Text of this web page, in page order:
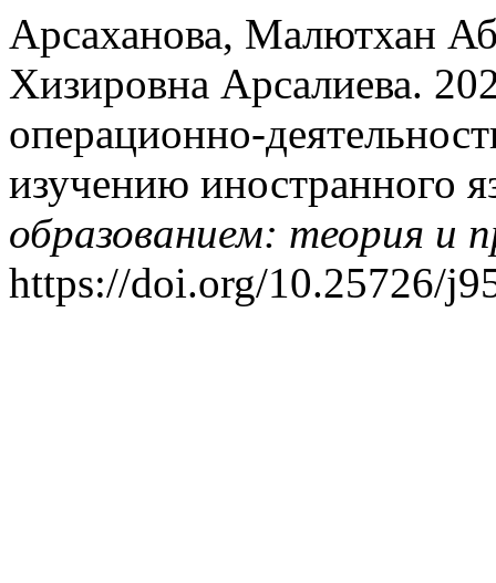
Арсаханова, Малютхан
Хизировна Арсалиева.
операционно-
изучению иностранного
образованием: теория и
https://doi.org/10.25726/